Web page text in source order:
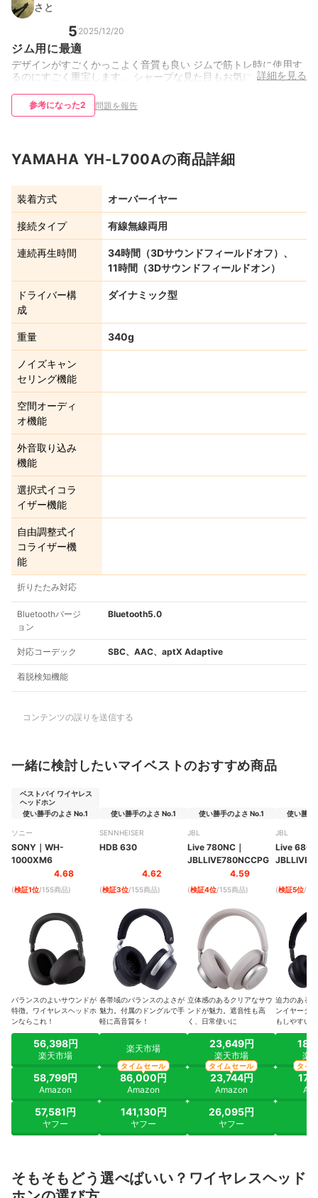
さと
5 2025/12/20
ジム用に最適
デザインがすごくかっこよく音質も良い ジムで筋トレ時に使用す
るのにすごく重宝します。 シャープな見た目もお気に入りです。
詳細を見る
参考になった2 問題を報告
YAMAHA YH-L700Aの商品詳細
装着方式 オーバーイヤー
接続タイプ 有線無線両用
連続再生時間
34時間（3Dサウンドフィールドオフ）、
11時間（3Dサウンドフィールドオン）
ドライバー構
成
ダイナミック型
重量 340g
ノイズキャン
セリング機能
空間オーディ
オ機能
外音取り込み
機能
選択式イコラ
イザー機能
自由調整式イ
コライザー機
能
折りたたみ対応
Bluetoothバージ
ョン
Bluetooth5.0
対応コーデック SBC、AAC、aptX Adaptive
着脱検知機能
コンテンツの誤りを送信する
一緒に検討したいマイベストのおすすめ商品
ベストバイ ワイヤレス
ヘッドホン
使い勝手のよさ No.1
ソニー
SONY ｜ WH-
1000XM6
4.68
(検証1位/155商品)
バランスのよいサウンドが
特徴。ワイヤレスヘッドホ
ンならこれ！
56,398円
楽天市場
58,799円
Amazon
57,581円
ヤフー
使い勝手のよさ No.1
SENNHEISER
HDB 630
4.62
(検証3位/155商品)
各帯域のバランスのよさが
魅力。付属のドングルで手
軽に高音質を！
楽天市場
86,000円
Amazon
タイムセール
141,130円
ヤフー
使い勝手のよさ No.1
JBL
Live 780NC ｜
JBLLIVE780NCCPG
4.59
(検証4位/155商品)
立体感のあるクリアなサウ
ンドが魅力。遮音性も高
く、日常使いに
23,649円
楽天市場
23,744円
Amazon
タイムセール
26,095円
ヤフー
使い勝手
JBL
Live
(検証5位/
迫力のある
ンイヤータ
もしやすい
楽
タイ
そもそもどう選べばいい？ワイヤレスヘッド